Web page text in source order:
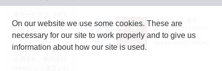
ドコモグループの新
規事業創出プログラ
ム「docomo
STARTUP」を通じて
JASRAC許諾番号：
9024936001Y45037
JASRAC許諾番号：
On our website we use some cookies. These are
necessary for our site to work properly and to give us
information about how our site is used.